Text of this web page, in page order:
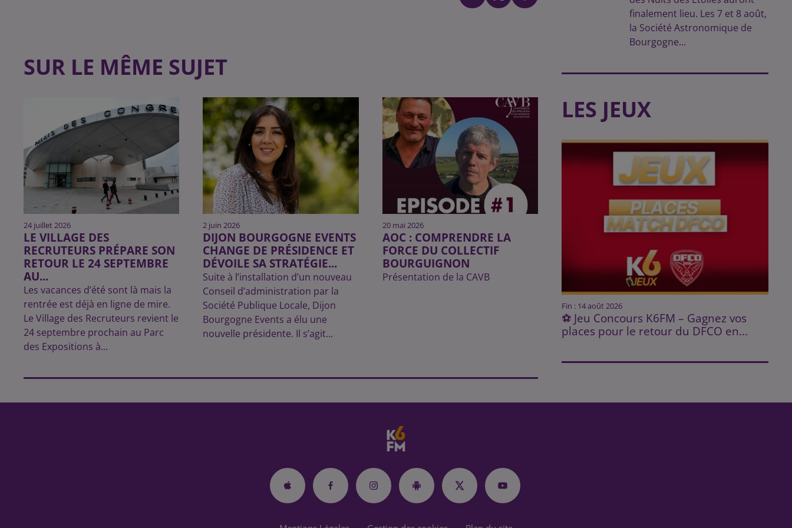
SUR LE MÊME SUJET
24 juillet 2026
LE VILLAGE DES
RECRUTEURS PRÉPARE SON
RETOUR LE 24 SEPTEMBRE
AU...
Les vacances d’été sont là mais la
rentrée est déjà en ligne de mire.
Le Village des Recruteurs revient le
24 septembre prochain au Parc
des Expositions à...
2 juin 2026
DIJON BOURGOGNE EVENTS
CHANGE DE PRÉSIDENCE ET
DÉVOILE SA STRATÉGIE...
Suite à l’installation d’un nouveau
Conseil d’administration par la
Société Publique Locale, Dijon
Bourgogne Events a élu une
nouvelle présidente. Il s’agit...
20 mai 2026
AOC : COMPRENDRE LA
FORCE DU COLLECTIF
BOURGUIGNON
Présentation de la CAVB
finalement lieu. Les 7 et 8 août,
la Société Astronomique de
Bourgogne...
LES JEUX
Fin : 14 août 2026
⚽ Jeu Concours K6FM – Gagnez vos
places pour le retour du DFCO en...